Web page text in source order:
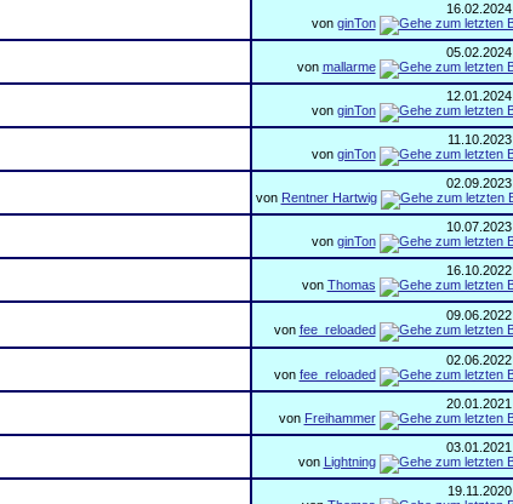
16.02.2024
von ginTon
05.02.2024
von mallarme
12.01.2024
von ginTon
11.10.2023
von ginTon
02.09.2023
von Rentner Hartwig
10.07.2023
von ginTon
16.10.2022
von Thomas
09.06.2022
von fee_reloaded
02.06.2022
von fee_reloaded
20.01.2021
von Freihammer
03.01.2021
von Lightning
19.11.2020